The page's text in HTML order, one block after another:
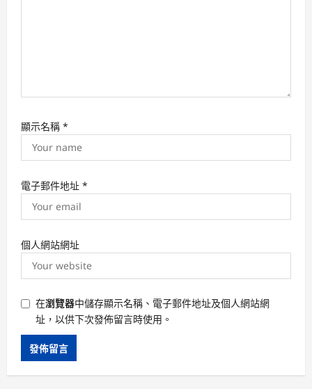
顯示名稱 *
電子郵件地址 *
個人網站網址
在瀏覽器中儲存顯示名稱、電子郵件地址及個人網站網
址，以供下次發佈留言時使用。